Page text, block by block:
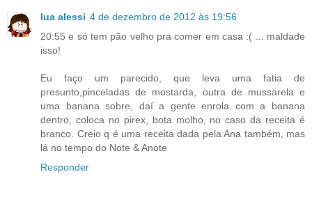
lua alessi 4 de dezembro de 2012 às 19:56
20:55 e só tem pão velho pra comer em casa :( ... maldade
isso!
Eu faço um parecido, que leva uma fatia de
presunto,pinceladas de mostarda, outra de mussarela e
uma banana sobre, daí a gente enrola com a banana
dentro, coloca no pirex, bota molho, no caso da receita é
branco. Creio q é uma receita dada pela Ana também, mas
lá no tempo do Note & Anote
Responder